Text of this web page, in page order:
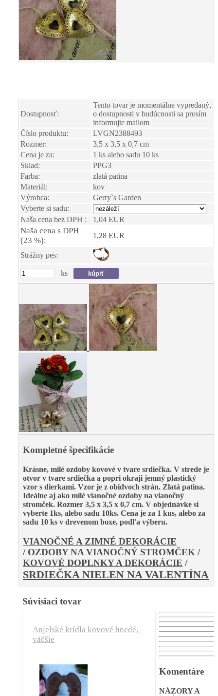
Dostupnosť:
Tento tovar je momentálne vypredaný,
o dostupnosti v budúcnosti sa prosím
informujte mailom
Číslo produktu:
LVGN2388493
Rozmer:
3,5 x 3,5 x 0,7 cm
Cena je za:
1 ks alebo sadu 10 ks
Sklad:
PPG3
Farba:
zlatá patina
Materiál:
kov
Výrobca:
Gerry`s Garden
Vyberte si sadu:
Naša cena bez DPH :
1,04 EUR
Naša cena s DPH
(23 %):
1,28 EUR
Strážny pes:
ks
Kompletné špecifikácie
Krásne, milé ozdoby kovové v tvare srdiečka. V strede je
otvor v tvare srdiečka a popri okraji jemný plastický
vzor s dierkami. Vzor je z obidvoch strán. Zlatá patina.
Ideálne aj ako milé vianočné ozdoby na vianočný
stromček. Rozmer 3,5 x 3,5 x 0,7 cm. V objednávke si
vyberte 1ks, alebo sadu 10ks. Cena je za 1 kus, alebo za
sadu 10 ks v drevenom boxe, podľa výberu.
VIANOČNÉ A ZIMNÉ DEKORÁCIE
/ OZDOBY NA VIANOČNÝ STROMČEK /
KOVOVÉ DOPLNKY A DEKORÁCIE /
SRDIEČKA NIELEN NA VALENTÍNA
Súvisiaci tovar
Anjelské krídla kovové hnedé,
väčšie
Komentáre
NÁZORY A